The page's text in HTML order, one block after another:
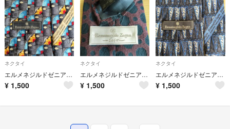
ネクタイ
エルメネジルドゼニア ネクタイ
¥ 1,500
ネクタイ
エルメネジルドゼニア ネクタイ
¥ 1,500
ネクタイ
エルメネジルドゼニア ネクタイ
¥ 1,500